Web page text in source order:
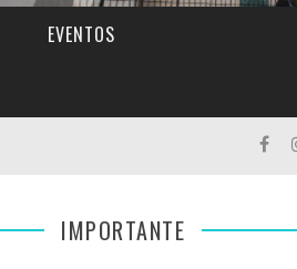
EVENTOS
IMPORTANTE